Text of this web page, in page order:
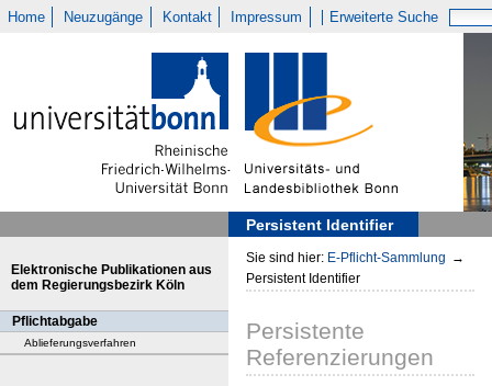
Home Neuzugänge Kontakt Impressum Erweiterte Suche
Persistent Identifier
Elektronische Publikationen aus
dem Regierungsbezirk Köln
Pflichtabgabe
Ablieferungsverfahren
Sie sind hier: E-Pflicht-Sammlung →
Persistent Identifier
Persistente
Referenzierungen